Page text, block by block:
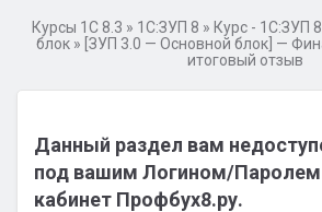
Курсы 1С 8.3 » 1С:ЗУП 8 » Курс - 1С:ЗУП
блок » [ЗУП 3.0 — Основной блок] —
итоговый отзыв
Данный раздел вам
под вашим Логином/
кабинет Профбух8.ру.